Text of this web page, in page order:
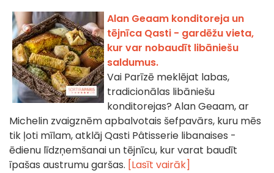
Alan Geaam konditoreja un
tējnīca Qasti - gardēžu vieta,
kur var nobaudīt libāniešu
saldumus.
Vai Parīzē meklējat labas,
tradicionālas libāniešu
konditorejas? Alan Geaam, ar
Michelin zvaigznēm apbalvotais šefpavārs, kuru mēs
tik ļoti mīlam, atklāj Qasti Pâtisserie libanaises -
ēdienu līdzņemšanai un tējnīcu, kur varat baudīt
īpašas austrumu garšas. [Lasīt vairāk]